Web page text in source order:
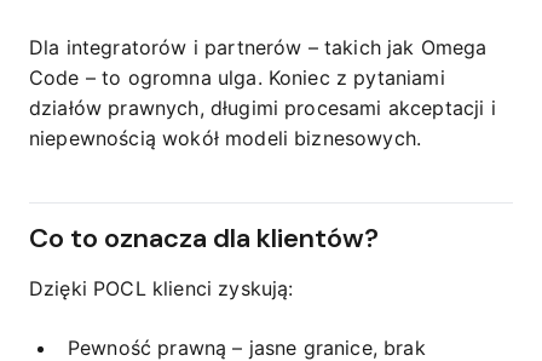
Dla integratorów i partnerów – takich jak Omega
Code – to ogromna ulga. Koniec z pytaniami
działów prawnych, długimi procesami akceptacji i
niepewnością wokół modeli biznesowych.
Co to oznacza dla klientów?
Dzięki POCL klienci zyskują:
Pewność prawną – jasne granice, brak